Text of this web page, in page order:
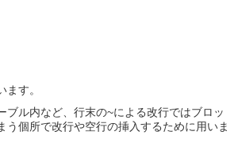
す。
ブル内など、行末の~による改行ではブロッ
う個所で改行や空行の挿入するために用いま